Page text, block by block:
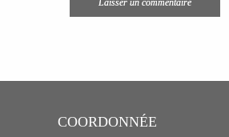
COORDONNÉE